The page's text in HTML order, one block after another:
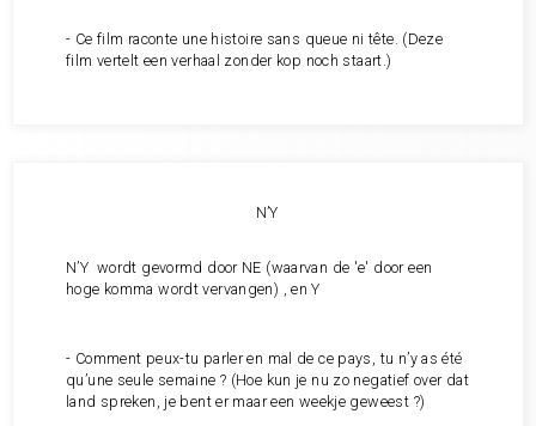
- Ce film raconte une histoire sans queue ni tête. (Deze
film vertelt een verhaal zonder kop noch staart.)
N’Y
N’Y wordt gevormd door NE (waarvan de 'e' door een
hoge komma wordt vervangen) , en Y
- Comment peux-tu parler en mal de ce pays, tu n’y as été
qu’une seule semaine ? (Hoe kun je nu zo negatief over dat
land spreken, je bent er maar een weekje geweest ?)